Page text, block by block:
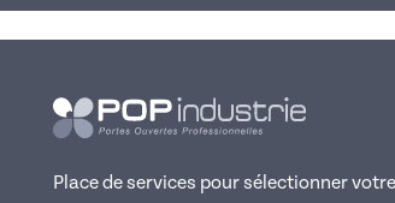
Place de services pour sélectionner